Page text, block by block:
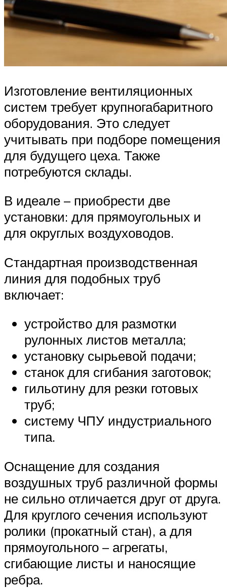
Изготовление вентиляционных
систем требует крупногабаритного
оборудования. Это следует
учитывать при подборе помещения
для будущего цеха. Также
потребуются склады.
В идеале – приобрести две
установки: для прямоугольных и
для округлых воздуховодов.
Стандартная производственная
линия для подобных труб
включает:
устройство для размотки
рулонных листов металла;
установку сырьевой подачи;
станок для сгибания заготовок;
гильотину для резки готовых
труб;
систему ЧПУ индустриального
типа.
Оснащение для создания
воздушных труб различной формы
не сильно отличается друг от друга.
Для круглого сечения используют
ролики (прокатный стан), а для
прямоугольного – агрегаты,
сгибающие листы и наносящие
ребра.